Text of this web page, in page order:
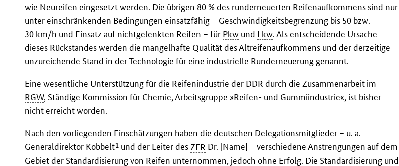
wie Neureifen eingesetzt werden. Die übrigen 80 % des runderneuerten Reifenaufkommens sind nur
unter einschränkenden Bedingungen einsatzfähig – Geschwindigkeitsbegrenzung bis 50 bzw.
30 km/h und Einsatz auf nichtgelenkten Reifen – für Pkw und Lkw. Als entscheidende Ursache
dieses Rückstandes werden die mangelhafte Qualität des Altreifenaufkommens und der derzeitige
unzureichende Stand in der Technologie für eine industrielle Runderneuerung genannt.
Eine wesentliche Unterstützung für die Reifenindustrie der DDR durch die Zusammenarbeit im
RGW, Ständige Kommission für Chemie, Arbeitsgruppe »Reifen- und Gummiindustrie«, ist bisher
nicht erreicht worden.
Nach den vorliegenden Einschätzungen haben die deutschen Delegationsmitglieder – u. a.
Generaldirektor Kobbelt1 und der Leiter des ZFR Dr. [Name] – verschiedene Anstrengungen auf dem
Gebiet der Standardisierung von Reifen unternommen, jedoch ohne Erfolg. Die Standardisierung und